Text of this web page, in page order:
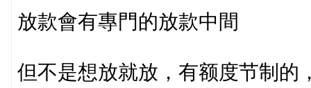
放款會有專門的放款中間
但不是想放就放，有额度节制的